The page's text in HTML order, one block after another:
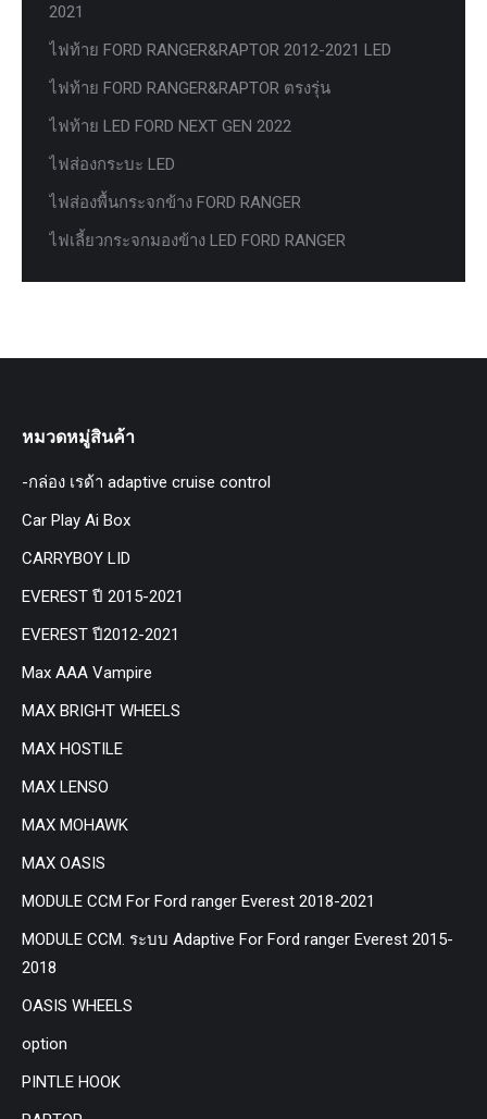
2021
ไฟท้าย FORD RANGER&RAPTOR 2012-2021 LED
ไฟท้าย FORD RANGER&RAPTOR ตรงรุ่น
ไฟท้าย LED FORD NEXT GEN 2022
ไฟส่องกระบะ LED
ไฟส่องพื้นกระจกข้าง FORD RANGER
ไฟเลี้ยวกระจกมองข้าง LED FORD RANGER
หมวดหมู่สินค้า
-กล่อง เรด้า adaptive cruise control
Car Play Ai Box
CARRYBOY LID
EVEREST ปี 2015-2021
EVEREST ปี2012-2021
Max AAA Vampire
MAX BRIGHT WHEELS
MAX HOSTILE
MAX LENSO
MAX MOHAWK
MAX OASIS
MODULE CCM For Ford ranger Everest 2018-2021
MODULE CCM. ระบบ Adaptive For Ford ranger Everest 2015-
2018
OASIS WHEELS
option
PINTLE HOOK